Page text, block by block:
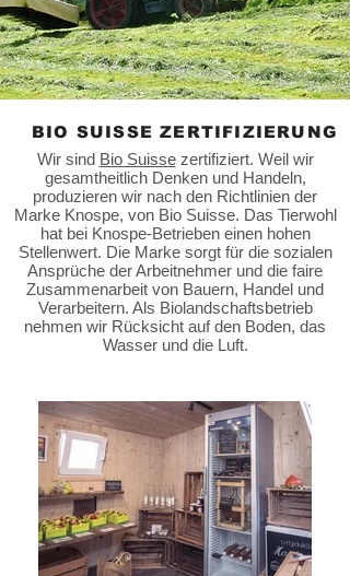
BIO SUISSE ZERTIFIZIERUNG
Wir sind Bio Suissezertifiziert. Weil wir
gesamtheitlich Denken und Handeln,
produzieren wir nach den Richtlinien der
Marke Knospe, von Bio Suisse. Das Tierwohl
hat bei Knospe-Betrieben einen hohen
Stellenwert. Die Marke sorgt für die sozialen
Ansprüche der Arbeitnehmer und die faire
Zusammenarbeit von Bauern, Handel und
Verarbeitern. Als Biolandschaftsbetrieb
nehmen wir Rücksicht auf den Boden, das
Wasser und die Luft.